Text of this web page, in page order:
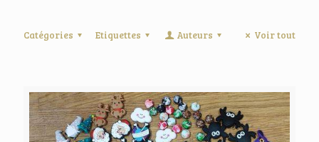
Catégories Etiquettes Auteurs Voir tout